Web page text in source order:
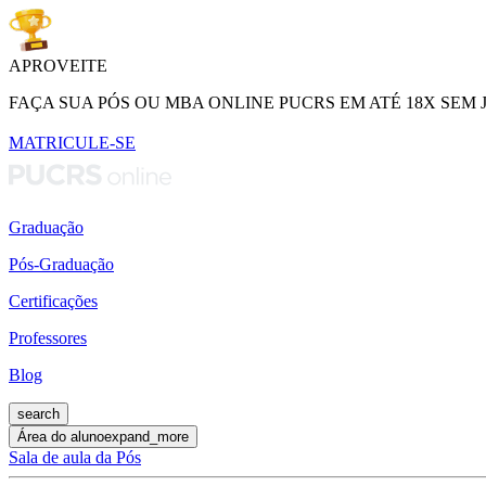
APROVEITE
FAÇA SUA PÓS OU MBA ONLINE PUCRS EM ATÉ 18X SEM
MATRICULE-SE
Graduação
Pós-Graduação
Certificações
Professores
Blog
search
Área do alunoexpand_more
Sala de aula da Pós